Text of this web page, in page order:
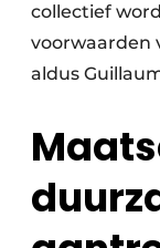
collectief
voorwaarden
aldus